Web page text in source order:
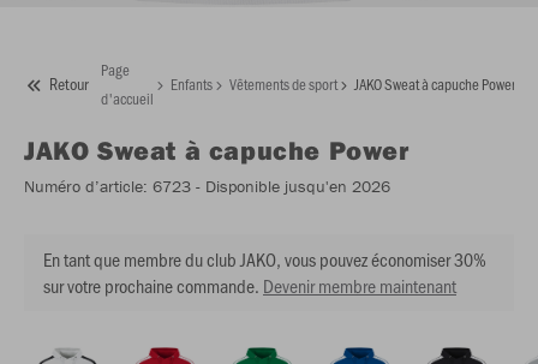
Retour
Page
d'accueil
Enfants Vêtements de sport JAKO Sweat à capuche Power
JAKO Sweat à capuche Power
Numéro d’article: 6723 - Disponible jusqu'en 2026
En tant que membre du club JAKO, vous pouvez économiser 30%
sur votre prochaine commande. Devenir membre maintenant